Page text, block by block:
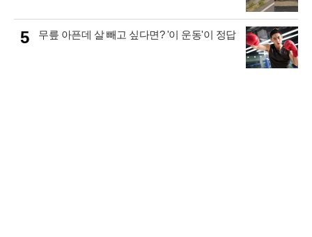
5 무릎 아픈데 살 빼고 싶다면? '이 운동'이 정답